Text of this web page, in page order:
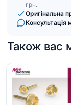
грн.
Оригінальна
Також вас